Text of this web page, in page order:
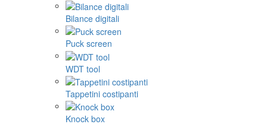
Bilance digitali
Puck screen
WDT tool
Tappetini costipanti
Knock box